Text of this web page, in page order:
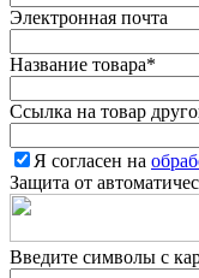
Электронная почта
Название товара*
Ссылка на товар
Я согласен на
Защита от
Введите символы с